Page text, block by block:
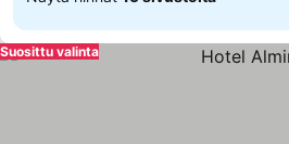
Suosittu valinta